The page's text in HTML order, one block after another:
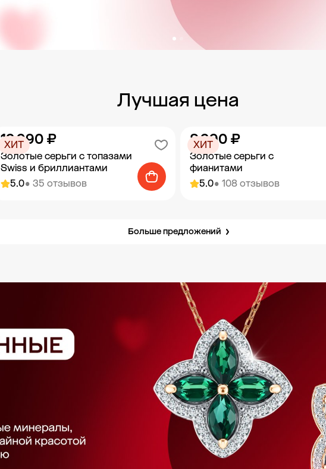
Лучшая цена
5.0• 35 отзывов
Золотые серьги с топазами
Swiss и бриллиантами
19 990 ₽
ХИТ
5.0• 108 отзывов
Золотые серьги с
фианитами
8 990 ₽
ХИТ
Больше предложений